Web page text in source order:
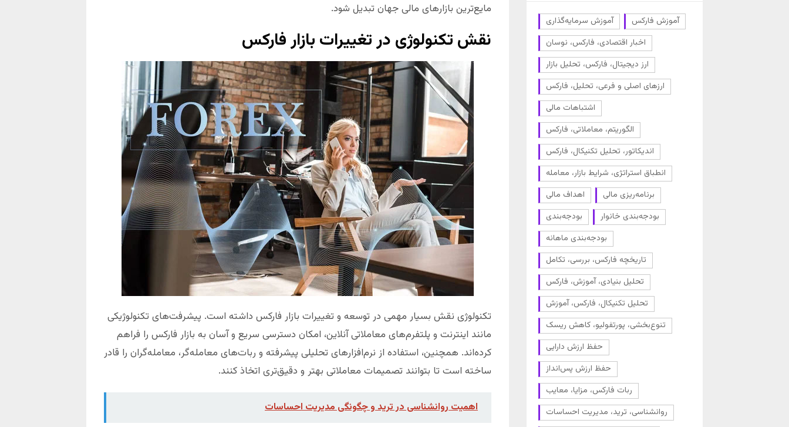
مایع‌ترین بازارهای مالی جهان تبدیل شود.
نقش تکنولوژی در تغییرات بازار فارکس
تکنولوژی نقش بسیار مهمی در توسعه و تغییرات بازار فارکس داشته است. پیشرفت‌های تکنولوژیکی
مانند اینترنت و پلتفرم‌های معاملاتی آنلاین، امکان دسترسی سریع و آسان به بازار فارکس را فراهم
کرده‌اند. همچنین، استفاده از نرم‌افزارهای تحلیلی پیشرفته و ربات‌های معامله‌گر، معامله‌گران را قادر
ساخته است تا بتوانند تصمیمات معاملاتی بهتر و دقیق‌تری اتخاذ کنند.
اهمیت روانشناسی در ترید و چگونگی مدیریت احساسات
آموزش سرمایه‌گذاری
آموزش فارکس
اخبار اقتصادی، فارکس، نوسان
ارز دیجیتال، فارکس، تحلیل بازار
ارزهای اصلی و فرعی، تحلیل، فارکس
اشتباهات مالی
الگوریتم، معاملاتی، فارکس
اندیکاتور، تحلیل تکنیکال، فارکس
انطباق استراتژی، شرایط بازار، معامله
اهداف مالی
برنامه‌ریزی مالی
بودجه‌بندی
بودجه‌بندی خانوار
بودجه‌بندی ماهانه
تاریخچه فارکس، بررسی، تکامل
تحلیل بنیادی، آموزش، فارکس
تحلیل تکنیکال، فارکس، آموزش
تنوع‌بخشی، پورتفولیو، کاهش ریسک
حفظ ارزش دارایی
حفظ ارزش پس‌انداز
ربات فارکس، مزایا، معایب
روانشناسی، ترید، مدیریت احساسات